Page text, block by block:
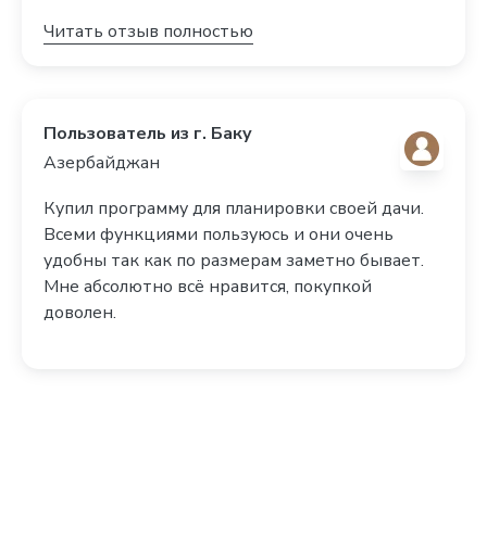
Читать отзыв полностью
Пользователь из г. Баку
Азербайджан
Купил программу для планировки своей дачи.
Всеми функциями пользуюсь и они очень
удобны так как по размерам заметно бывает.
Мне абсолютно всё нравится, покупкой
доволен.